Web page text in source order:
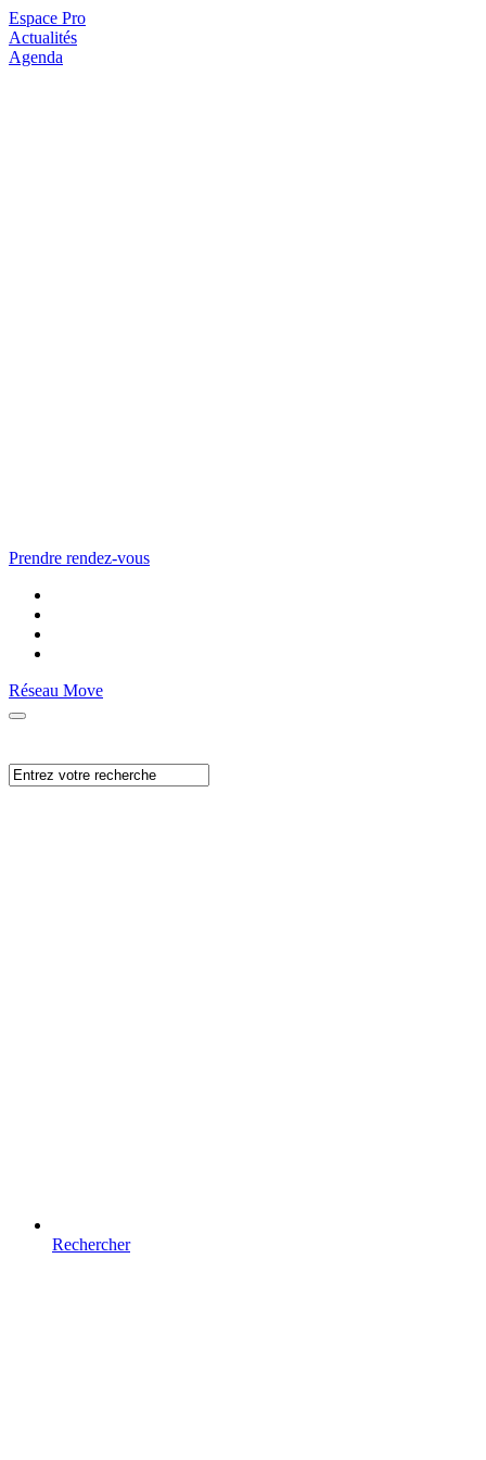
Espace Pro
Actualités
Agenda
Prendre rendez-vous
Réseau Move
Rechercher